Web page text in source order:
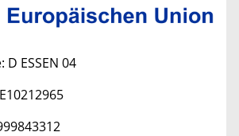
D ESSEN 04
E10212965